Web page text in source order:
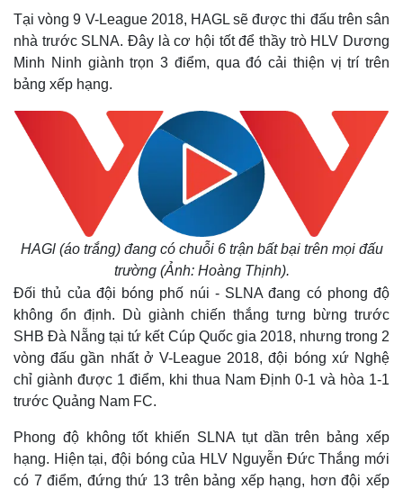
Thế giới
Cuộc sống đó đây
Hồ sơ
Ảnh
E-Magazine
Infographic
Tại vòng 9 V-League 2018, HAGL sẽ được thi đấu trên sân
nhà trước SLNA. Đây là cơ hội tốt để thầy trò HLV Dương
Minh Ninh giành trọn 3 điểm, qua đó cải thiện vị trí trên
bảng xếp hạng.
HAGl (áo trắng) đang có chuỗi 6 trận bất bại trên mọi đấu
trường (Ảnh: Hoàng Thịnh).
Đối thủ của đội bóng phố núi - SLNA đang có phong độ
không ổn định. Dù giành chiến thắng tưng bừng trước
SHB Đà Nẵng tại tứ kết Cúp Quốc gia 2018, nhưng trong 2
vòng đấu gần nhất ở V-League 2018, đội bóng xứ Nghệ
chỉ giành được 1 điểm, khi thua Nam Định 0-1 và hòa 1-1
trước Quảng Nam FC.
Phong độ không tốt khiến SLNA tụt dần trên bảng xếp
hạng. Hiện tại, đội bóng của HLV Nguyễn Đức Thắng mới
có 7 điểm, đứng thứ 13 trên bảng xếp hạng, hơn đội xếp